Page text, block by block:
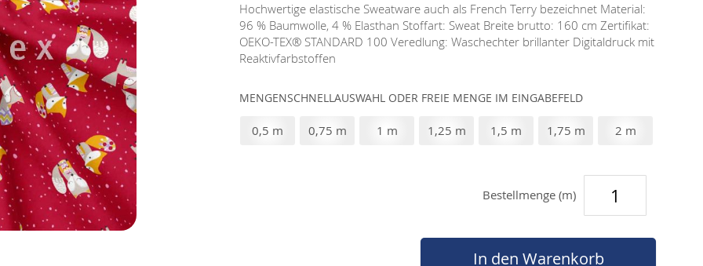
Hochwertige elastische Sweatware auch als French Terry bezeichnet Material:
96 % Baumwolle, 4 % Elasthan Stoffart: Sweat Breite brutto: 160 cm Zertifikat:
OEKO-TEX®️ STANDARD 100 Veredlung: Waschechter brillanter Digitaldruck mit
Reaktivfarbstoffen
MENGENSCHNELLAUSWAHL ODER FREIE MENGE IM EINGABEFELD
0,5 m 0,75 m 1 m 1,25 m 1,5 m 1,75 m 2 m
Bestellmenge (m)
In den Warenkorb